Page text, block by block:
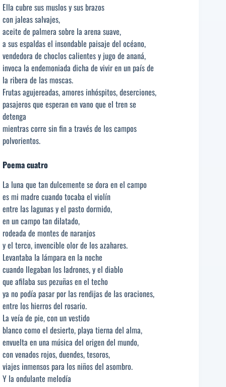
Ella cubre sus muslos y sus brazos
con jaleas salvajes,
aceite de palmera sobre la arena suave,
a sus espaldas el insondable paisaje del océano,
vendedora de choclos calientes y jugo de ananá,
invoca la endemoniada dicha de vivir en un país de
la ribera de las moscas.
Frutas agujereadas, amores inhóspitos, deserciones,
pasajeros que esperan en vano que el tren se
detenga
mientras corre sin fin a través de los campos
polvorientos.
Poema cuatro
La luna que tan dulcemente se dora en el campo
es mi madre cuando tocaba el violín
entre las lagunas y el pasto dormido,
en un campo tan dilatado,
rodeada de montes de naranjos
y el terco, invencible olor de los azahares.
Levantaba la lámpara en la noche
cuando llegaban los ladrones, y el diablo
que afilaba sus pezuñas en el techo
ya no podía pasar por las rendijas de las oraciones,
entre los hierros del rosario.
La veía de pie, con un vestido
blanco como el desierto, playa tierna del alma,
envuelta en una música del origen del mundo,
con venados rojos, duendes, tesoros,
viajes inmensos para los niños del asombro.
Y la ondulante melodía